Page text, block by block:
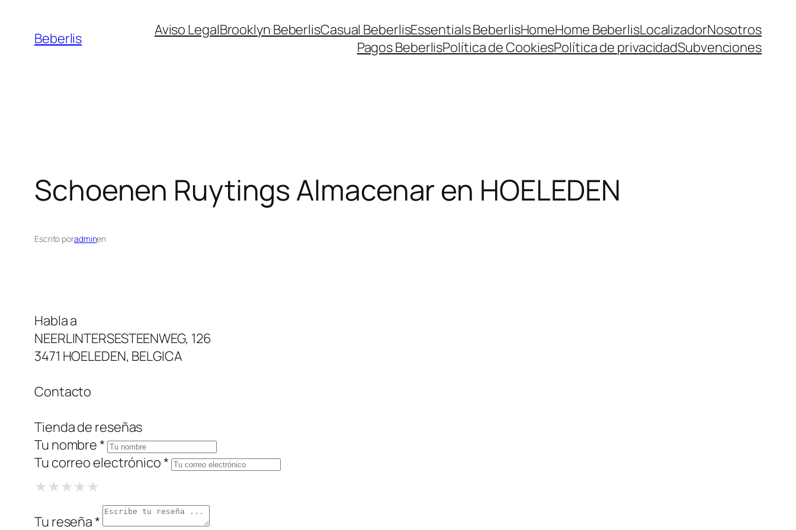
Beberlis Aviso LegalBrooklyn BeberlisCasual BeberlisEssentials BeberlisHomeHome BeberlisLocalizadorNosotros
Pagos BeberlisPolítica de CookiesPolítica de privacidadSubvenciones
Schoenen RuytingsAlmacenar en HOELEDEN
Escrito poradminen
Habla a
NEERLINTERSESTEENWEG, 126
3471 HOELEDEN, BELGICA
Contacto
Tienda de reseñas
Tu nombre *
Tu correo electrónico *
★1 Star
★★2 Stars
★★★3 Stars
★★★★4 Stars
★★★★★
Tu reseña *